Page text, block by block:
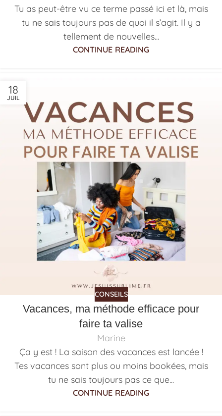
Tu as peut-être vu ce terme passé ici et là, mais
tu ne sais toujours pas de quoi il s’agit. Il y a
tellement de nouvelles...
CONTINUE READING
18
JUIL
CONSEILS
Vacances, ma méthode efficace pour
faire ta valise
Marine
Ça y est ! La saison des vacances est lancée !
Tes vacances sont plus ou moins bookées, mais
tu ne sais toujours pas ce que...
CONTINUE READING